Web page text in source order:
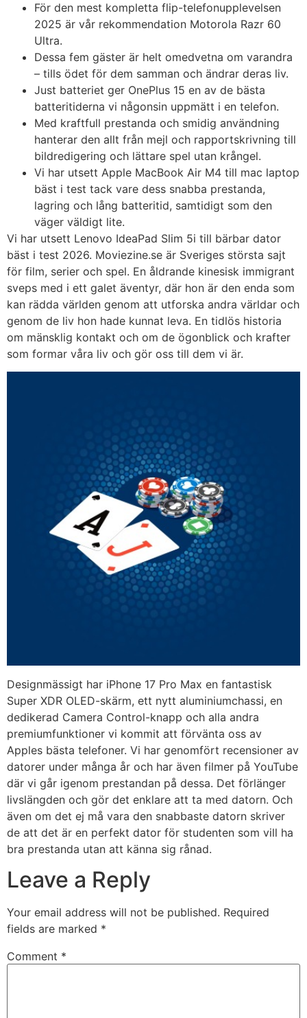
För den mest kompletta flip-telefonupplevelsen
2025 är vår rekommendation Motorola Razr 60
Ultra.
Dessa fem gäster är helt omedvetna om varandra
– tills ödet för dem samman och ändrar deras liv.
Just batteriet ger OnePlus 15 en av de bästa
batteritiderna vi någonsin uppmätt i en telefon.
Med kraftfull prestanda och smidig användning
hanterar den allt från mejl och rapportskrivning till
bildredigering och lättare spel utan krångel.
Vi har utsett Apple MacBook Air M4 till mac laptop
bäst i test tack vare dess snabba prestanda,
lagring och lång batteritid, samtidigt som den
väger väldigt lite.
Vi har utsett Lenovo IdeaPad Slim 5i till bärbar dator
bäst i test 2026. Moviezine.se är Sveriges största sajt
för film, serier och spel. En åldrande kinesisk immigrant
sveps med i ett galet äventyr, där hon är den enda som
kan rädda världen genom att utforska andra världar och
genom de liv hon hade kunnat leva. En tidlös historia
om mänsklig kontakt och om de ögonblick och krafter
som formar våra liv och gör oss till dem vi är.
Designmässigt har iPhone 17 Pro Max en fantastisk
Super XDR OLED-skärm, ett nytt aluminiumchassi, en
dedikerad Camera Control-knapp och alla andra
premiumfunktioner vi kommit att förvänta oss av
Apples bästa telefoner. Vi har genomfört recensioner av
datorer under många år och har även filmer på YouTube
där vi går igenom prestandan på dessa. Det förlänger
livslängden och gör det enklare att ta med datorn. Och
även om det ej må vara den snabbaste datorn skriver
de att det är en perfekt dator för studenten som vill ha
bra prestanda utan att känna sig rånad.
Leave a Reply
Your email address will not be published. Required
fields are marked *
Comment *